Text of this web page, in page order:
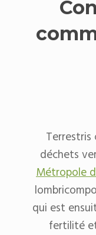
déchets
Métropole
qui est
fertilité